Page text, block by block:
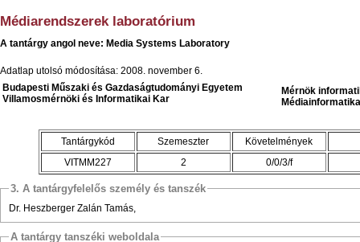
Médiarendszerek laboratórium
A tantárgy angol neve: Media Systems Laboratory
Adatlap utolsó módosítása: 2008. november 6.
Budapesti Műszaki és Gazdaságtudományi Egyetem
Villamosmérnöki és Informatikai Kar
Mérnök
Tantárgykód Szemeszter
Követelmények
VITMM227
2 0/0/3/f
3. A tantárgyfelelős személy és tanszék
Dr. Heszberger Zalán Tamás,
A tantárgy tanszéki weboldala